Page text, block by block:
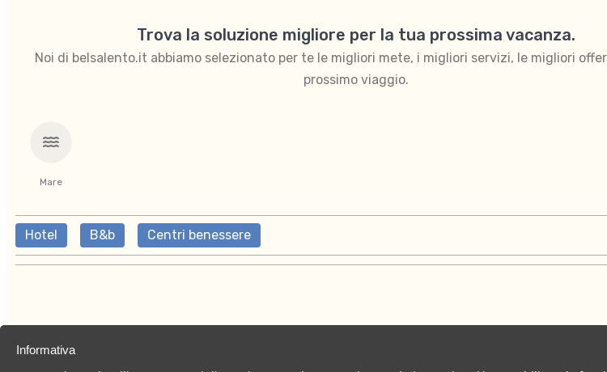
Trova la soluzione migliore per la tua prossima vacanza.
Noi di belsalento.it abbiamo selezionato per te le migliori mete, i migliori servizi, le migliori
prossimo viaggio.
Mare
Hotel B&b Centri benessere
Informativa